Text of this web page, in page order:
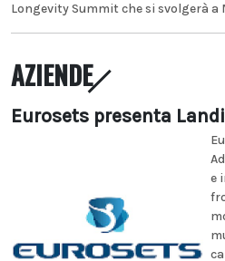
Longevity Summit che si svolgerà a
AZIENDE
Eurosets presenta
e